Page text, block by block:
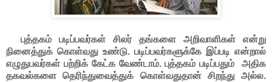
புத்தகம் படிப்பவர்கள் சிலர் தங்களை அறிவாளிகள் என்று
நினைத்துக் கொள்வது உண்டு. படிப்பவர்களுக்கே இப்படி என்றால்
எழுதுபவர்கள் பற்றிக் கேட்க வேண்டாம். புத்தகம் படிப்பதும் அதிக
தகவல்களை தெரிந்துவைத்துக் கொள்வதுதான் சிறந்து அல்ல.